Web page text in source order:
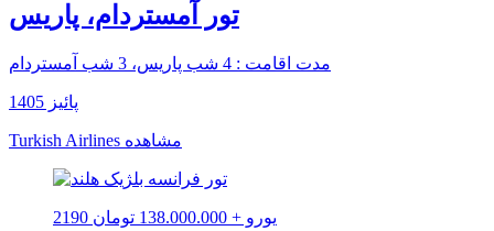
تور آمستردام، پاریس
مدت اقامت : 4 شب پاریس، 3 شب آمستردام
پائیز 1405
Turkish Airlines مشاهده
2190 یورو + 138.000.000 تومان